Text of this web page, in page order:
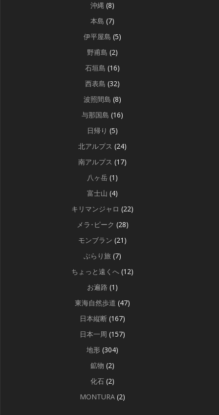
沖縄 (8)
本島 (7)
伊平屋島 (5)
野甫島 (2)
石垣島 (16)
西表島 (32)
波照間島 (8)
与那国島 (16)
日帰り (5)
北アルプス (24)
南アルプス (17)
八ヶ岳 (1)
富士山 (4)
キリマンジャロ (22)
メラ･ピーク (28)
モンブラン (21)
ぶらり旅 (7)
ちょっと遠くへ (12)
お遍路 (1)
東海自然歩道 (47)
日本縦断 (167)
日本一周 (157)
地形 (304)
鉱物 (2)
化石 (2)
MONTURA (2)